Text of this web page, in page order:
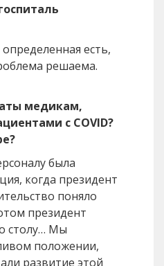
есть,
решаема.
медикам,
с COVID?
была
когда президент
поняло
президент
столу… Мы
положении,
развитие этой